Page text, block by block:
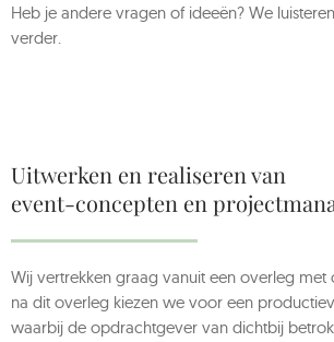
Heb je andere vragen of ideeën? We
verder.
Uitwerken en realiseren van
event-concepten en
Wij vertrekken graag vanuit een overleg met
na dit overleg kiezen we voor een
waarbij de opdrachtgever van dichtbij